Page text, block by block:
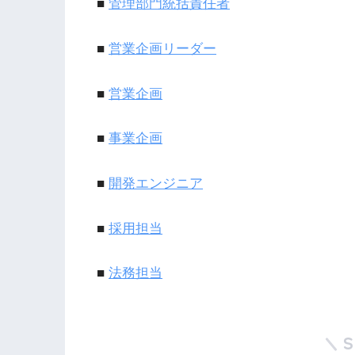
■ 管理部門統括責任者
■ 営業企画リーダー
■ 営業企画
■ 事業企画
■ 開発エンジニア
■ 採用担当
■ 法務担当